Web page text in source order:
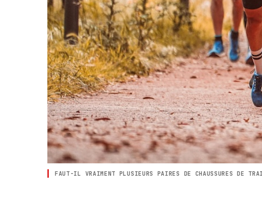
FAUT-IL VRAIMENT PLUSIEURS PAIRES DE CHAUSSURES DE